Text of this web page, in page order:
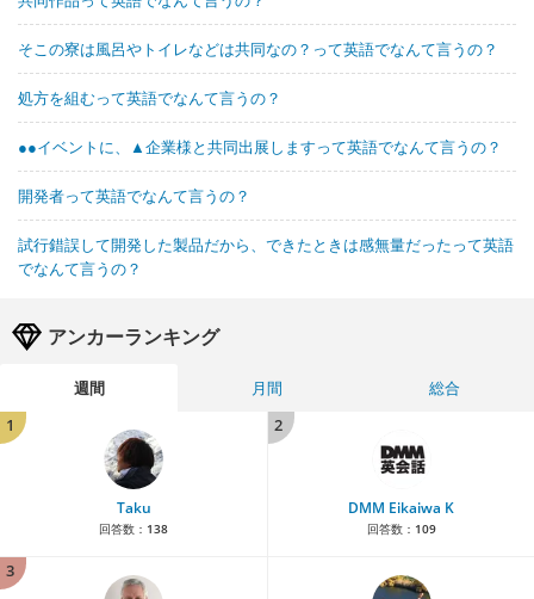
そこの寮は風呂やトイレなどは共同なの？って英語でなんて言うの？
処方を組むって英語でなんて言うの？
●●イベントに、▲企業様と共同出展しますって英語でなんて言うの？
開発者って英語でなんて言うの？
試行錯誤して開発した製品だから、できたときは感無量だったって英語
でなんて言うの？
アンカーランキング
週間 月間
総合
1
Taku
回答数： 138
2
DMM Eikaiwa K
回答数： 109
3